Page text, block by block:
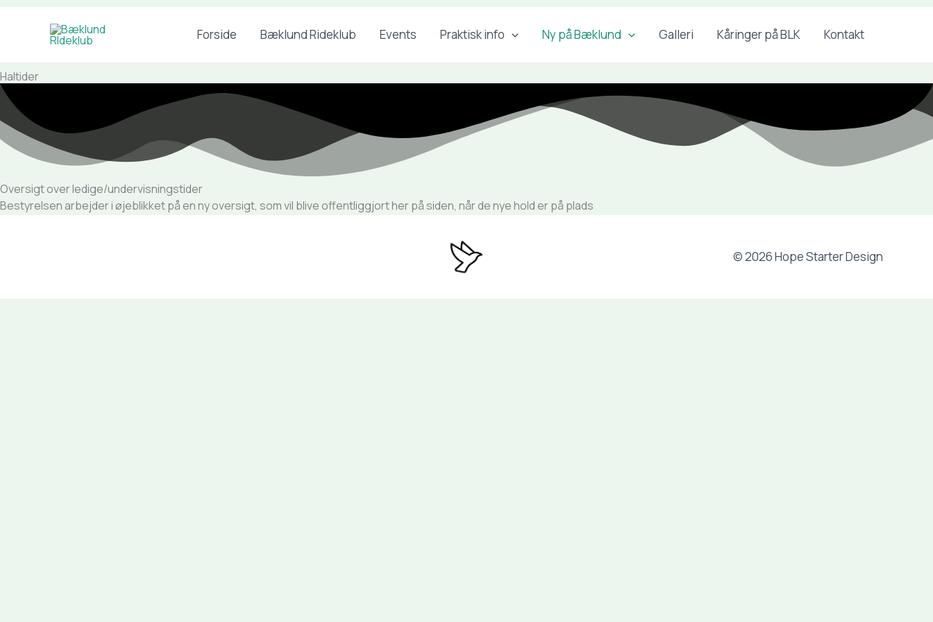
Forside Bæklund Rideklub Events Praktisk info Ny på Bæklund Galleri Kåringer på BLK Kontakt
Haltider
Oversigt over ledige/undervisningstider
Bestyrelsen arbejder i øjeblikket på en ny oversigt, som vil blive offentliggjort her på siden, når de nye hold er på plads
© 2026 Hope Starter Design